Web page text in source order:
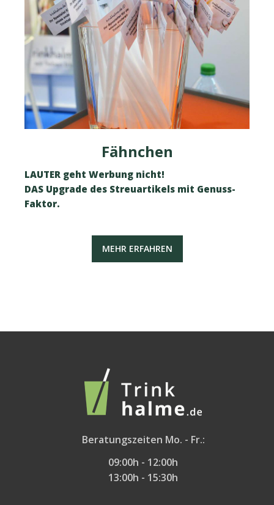
Fähnchen
LAUTER geht Werbung nicht!
DAS Upgrade des Streuartikels mit Genuss-
Faktor.
MEHR ERFAHREN
Beratungszeiten Mo. - Fr.:
09:00h - 12:00h
13:00h - 15:30h